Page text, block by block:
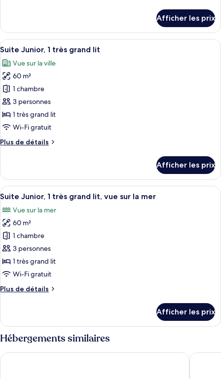
chambre :
King
Or
Twin
Room
King
Or
Twin
Afficher les prix
Afficher
toutes
les
photos
pour
ce
type
de
chambre :
Suite
très
grand
lit
Une chambre d’hôtel dotée d’un
11
Suite Junior, 1 très grand lit
Vue sur la ville
60 m²
1 chambre
3 personnes
1 très grand lit
Wi-Fi gratuit
Plus de détails
Plus
Suite
Junior,
1
grand
lit
Afficher les prix
Afficher
toutes
les
photos
pour
ce
type
de
chambre :
Suite
très
grand
vue
Une chambre d’hôtel dotée d’un
8
Suite Junior, 1 très grand lit, vue sur la mer
Vue sur la mer
60 m²
1 chambre
3 personnes
1 très grand lit
Wi-Fi gratuit
Plus de détails
Plus
Suite
Junior,
1
grand
Afficher les prix
Hébergements similaires
Hampton by Hilton Doha Old Town